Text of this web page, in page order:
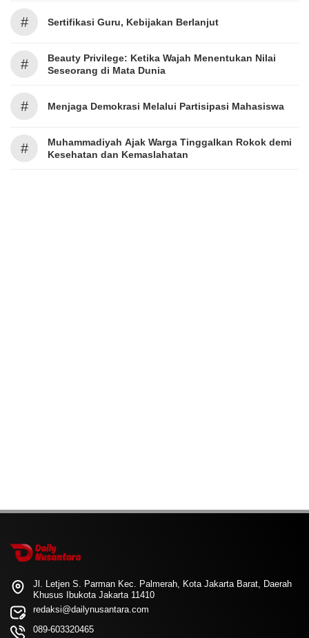
# Sertifikasi Guru, Kebijakan Berlanjut
#
Beauty Privilege: Ketika Wajah Menentukan Nilai
Seseorang di Mata Dunia
# Menjaga Demokrasi Melalui Partisipasi Mahasiswa
#
Muhammadiyah Ajak Warga Tinggalkan Rokok demi
Kesehatan dan Kemaslahatan
Jl. Letjen S. Parman Kec. Palmerah, Kota Jakarta Barat, Daerah
Khusus Ibukota Jakarta 11410
redaksi@dailynusantara.com
089-603320465